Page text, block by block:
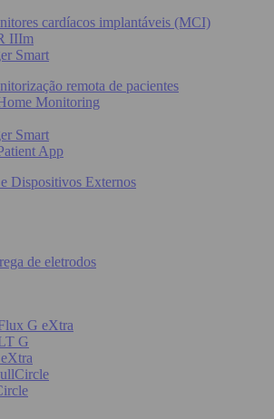
cardíacos implantáveis (MCI)
IIIm
Smart
remota de pacientes
Monitoring
Smart
App
Dispositivos Externos
de eletrodos
G eXtra
G